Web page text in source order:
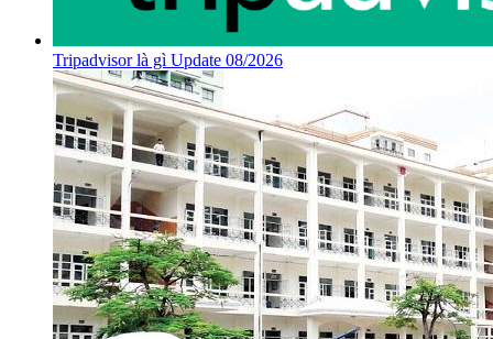
Tripadvisor là gì Update 08/2026